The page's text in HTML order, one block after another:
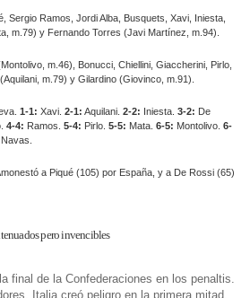
Sergio Ramos, Jordi Alba, Busquets, Xavi, Iniesta,
m.79) y Fernando Torres (Javi Martínez, m.94).
m.46), Bonucci, Chiellini, Giaccherini, Pirlo,
m.79) y Gilardino (Giovinco, m.91).
1-1: Xavi. 2-1: Aquilani. 2-2: Iniesta. 3-2: De
4-4: Ramos. 5-4: Pirlo. 5-5: Mata. 6-5: Montolivo. 6-
Navas.
a Piqué (105) por España, y a De Rossi (65)
pero invencibles
final de la Confederaciones en los penaltis.
Italia creó peligro en la primera mitad,